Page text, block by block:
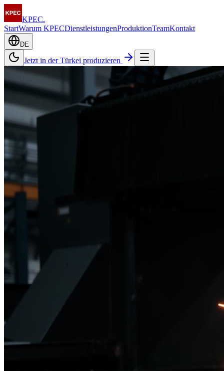
KPEC.
StartWarum KPECDienstleistungenProduktionTeamKontakt
DE
Jetzt in der Türkei produzieren